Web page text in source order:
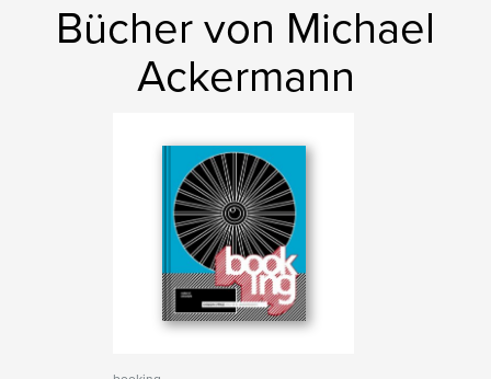
Bücher von Michael
Ackermann